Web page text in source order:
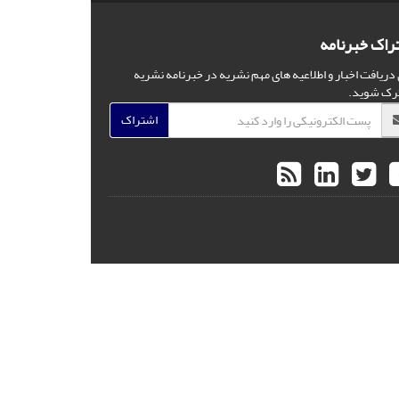
خبرنامه
دریافت اخبار و اطلاعیه های مهم نشریه در خبرنامه نشریه
شوید.
اشتراک